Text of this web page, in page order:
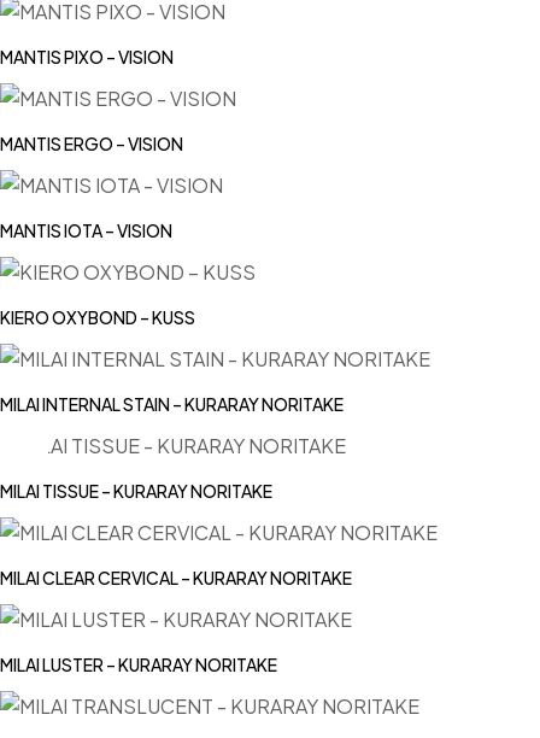
MANTIS PIXO – VISION
MANTIS ERGO – VISION
MANTIS IOTA – VISION
KIERO OXYBOND – KUSS
MILAI INTERNAL STAIN – KURARAY NORITAKE
MILAI TISSUE – KURARAY NORITAKE
MILAI CLEAR CERVICAL – KURARAY NORITAKE
MILAI LUSTER – KURARAY NORITAKE